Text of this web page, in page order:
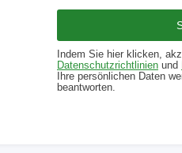
Indem Sie hier klicken,
Datenschutzrichtlinien und
Ihre persönlichen Daten
beantworten.